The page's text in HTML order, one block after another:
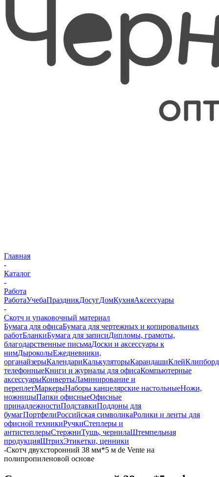
Главная
-
Каталог
-
Работа
РаботаУчебаПраздникДосугДомКухняАксессуары
-
Скотч и упаковочный материал
Бумага для офисаБумага для чертежных и копировальных
работБланкиБумага для записиДипломы, грамоты,
благодарственные письмаДоски и аксессуары к
нимДыроколыЕжедневники,
органайзерыКалендариКалькуляторыКарандашиКлей
телефонныеКниги и журналы для офисаКомпьютерные
аксессуарыКонвертыЛаминирование и
переплетМаркерыНаборы канцелярские настольныеНожи,
ножницыПапки офисныеОфисные
принадлежностиПодставкиПоддоны для
бумагПортфелиРоссийская символикаРолики и ленты для
офисной техникиРучкиСтеплеры и
антистеплерыСтержниТушь, чернилаШтемпельная
продукцияШтрихЭтикетки, ценники
-Скотч двухсторонний 38 мм*5 м de Vente на
полипропиленовой основе